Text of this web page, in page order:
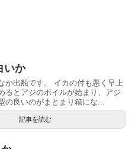
か
か出船です。 イカの付も悪く早上
るとアジのボイルが始まり、アジ
の良いのがまとまり箱にな...
記事を読む